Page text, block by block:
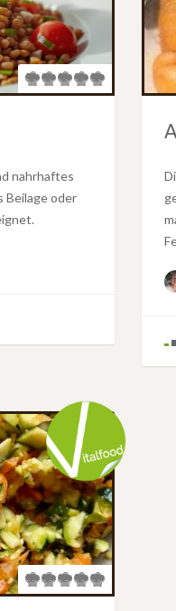
nahrhaftes
Beilage oder